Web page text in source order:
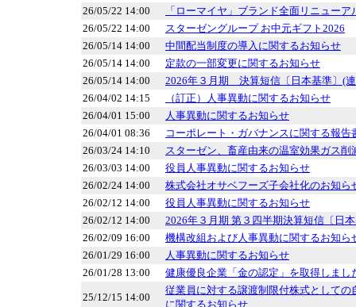
26/05/22 14:00
「ローマイヤ」ブランド全面リニューア
26/05/22 14:00
スターゼングループ お中元ギフト2026
26/05/14 14:00
中間配当制度の導入に関するお知らせ
26/05/14 14:00
定款の一部変更に関するお知らせ
26/05/14 14:00
2026年３月期 決算短信〔日本基準〕(
26/04/02 14:15
（訂正）人事異動に関するお知らせ
26/04/01 15:00
人事異動に関するお知らせ
26/04/01 08:36
コーポレート・ガバナンスに関する報告
26/03/24 14:10
スターゼン、畜産由来の温室効果ガス削
26/03/03 14:00
役員人事異動に関するお知らせ
26/02/24 14:00
株式会社オサベフーズ子会社化のお知ら
26/02/12 14:00
役員人事異動に関するお知らせ
26/02/12 14:00
2026年３月期 第３四半期決算短信〔日
26/02/09 16:00
機構改組および人事異動に関するお知ら
26/01/29 16:00
人事異動に関するお知らせ
26/01/28 13:00
健康優良企業「金の認定」を取得しまし
25/12/15 14:00
従業員に対する譲渡制限付株式としての
に関するお知らせ